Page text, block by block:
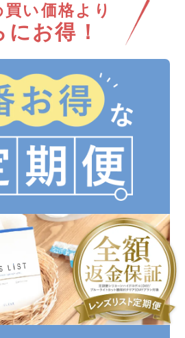
買い価格より
にお得！